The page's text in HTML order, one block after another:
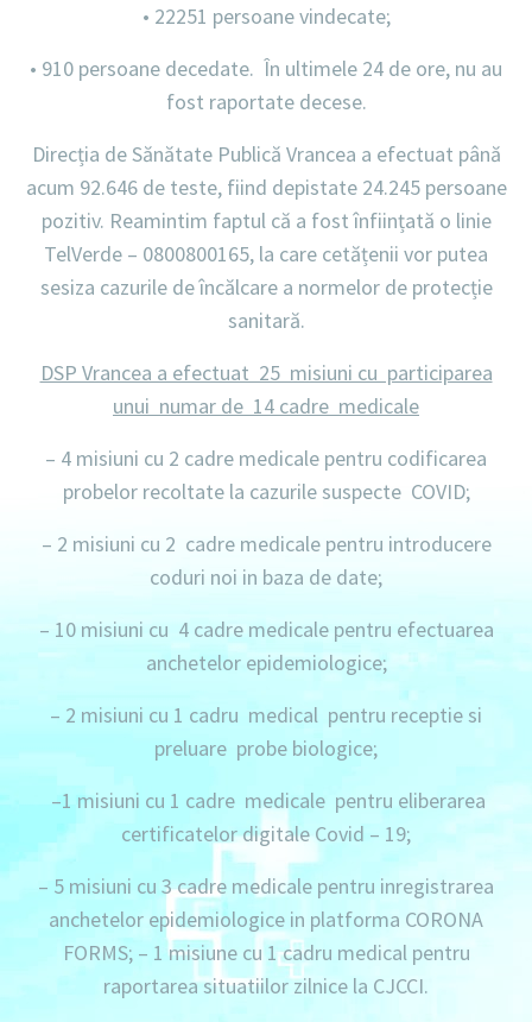
• 22251 persoane vindecate;
• 910 persoane decedate. În ultimele 24 de ore, nu au
fost raportate decese.
Direcția de Sănătate Publică Vrancea a efectuat până
acum 92.646 de teste, fiind depistate24.245 persoane
pozitiv. Reamintim faptul că a fost înființată o linie
TelVerde – 0800800165, la care cetățenii vor putea
sesiza cazurile de încălcare a normelor de protecție
sanitară.
DSP Vrancea a efectuat 25 misiuni cu participarea
unui numar de 14 cadre medicale
– 4 misiuni cu 2 cadre medicale pentru codificarea
probelor recoltate la cazurile suspecte COVID;
– 2 misiuni cu 2 cadremedicale pentru introducere
coduri noi in baza de date;
– 10 misiuni cu 4 cadremedicale pentru efectuarea
anchetelor epidemiologice;
– 2 misiuni cu 1 cadru medical pentru receptie si
preluare probe biologice;
–1 misiuni cu 1 cadre medicale pentru eliberarea
certificatelor digitale Covid – 19;
– 5 misiuni cu 3 cadre medicale pentru inregistrarea
anchetelor epidemiologice in platforma CORONA
FORMS; – 1 misiune cu 1 cadru medical pentru
raportarea situatiilor zilnice la CJCCI.